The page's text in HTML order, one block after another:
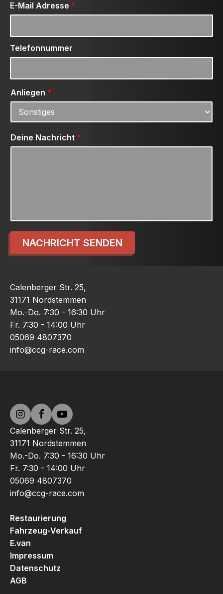
E-Mail Adresse *
Telefonnummer
Anliegen *
Deine Nachricht *
NACHRICHT SENDEN
Calenberger Str. 25,
31171 Nordstemmen
Mo.-Do. 7:30 - 16:30 Uhr
Fr. 7:30 - 14:00 Uhr
05069 4807370
info@ccg-race.com
Calenberger Str. 25,
31171 Nordstemmen
Mo.-Do. 7:30 - 16:30 Uhr
Fr. 7:30 - 14:00 Uhr
05069 4807370
info@ccg-race.com
Restaurierung
Fahrzeug-Verkauf
E.van
Impressum
Datenschutz
AGB